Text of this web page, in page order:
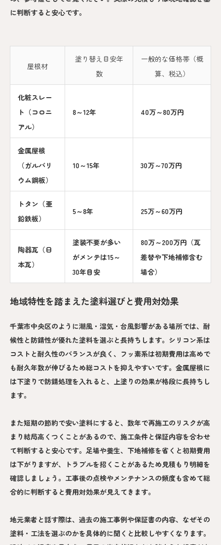
に判断すると安心です。
屋根材
塗り替え目安年
数
一般的な価格帯（概
算、税込）
化粧スレー
ト（コロニ
アル）
8～12年 40万～80万円
金属屋根
（ガルバリ
ウム鋼板）
10～15年 30万～70万円
トタン（亜
鉛鉄板）
5～8年 25万～60万円
陶器瓦（日
本瓦）
塗装不要が多い
がメンテは15～
30年目安
80万～200万円（瓦
差替や下地補修含む
場合）
地域特性を踏まえた塗料選びと費用対効果
千葉市中央区のように潮風・湿気・台風影響がある場所では、耐
候性と防錆性が優れた塗料を選ぶと長持ちします。シリコン系は
コストと耐久性のバランスが良く、フッ素系は初期費用は高めで
も耐久年数が伸びるため総コストを抑えやすいです。金属屋根に
は下塗りで防錆処理を入れると、上塗りの効果が格段に長持ちし
ます。
また短期の節約で安い塗料にすると、数年で再施工のリスクが高
まり結局高くつくことがあるので、施工条件と保証内容を合わせ
て判断すると安心です。足場や養生、下地補修を省くと初期費用
は下がりますが、トラブルを招くことがあるため見積もり明細を
確認しましょう。工事後の点検やメンテナンスの頻度も含めて総
合的に判断すると費用対効果が見えてきます。
地元業者と話す際は、過去の施工事例や保証書の内容、なぜその
塗料・工法を選ぶのかを具体的に聞くと比較しやすくなります。